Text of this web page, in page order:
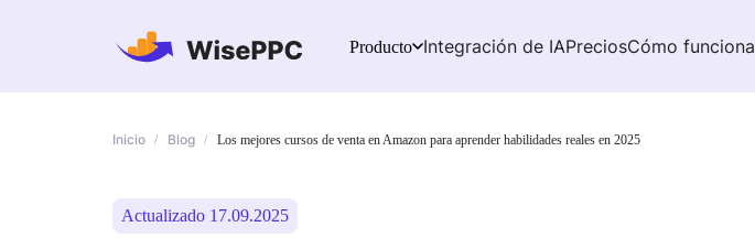
Producto Integración de IAPreciosCómo funciona
Inicio / Blog / Los mejores cursos de venta en Amazon para aprender habilidades reales en 2025
Actualizado 17.09.2025